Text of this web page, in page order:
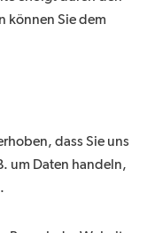
können Sie dem
dass Sie uns
um Daten handeln,